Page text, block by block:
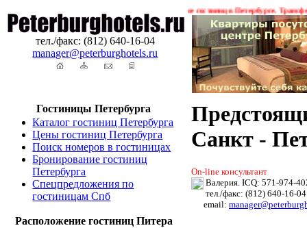
тел./факс: (812) 640-16-04
manager@peterburghotels.ru
Гостиницы Санкт-Петербурга. Бронирование гостиниц в Петербурге. Трансферы.
Гостиницы Петербурга
Каталог гостиниц Петербурга
Цены гостиниц Петербурга
Поиск номеров в гостиницах
Бронирование гостиниц
Петербурга
Спецпредложения по
гостиницам Спб
Расположение гостиниц Питера
Санкт -
On-line консультант
Валерия. ICQ: 571-974-
тел./факс: (812) 640-16-04
email: